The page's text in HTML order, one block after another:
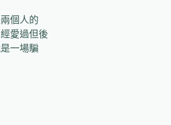
個人的
愛過但後
一場騙